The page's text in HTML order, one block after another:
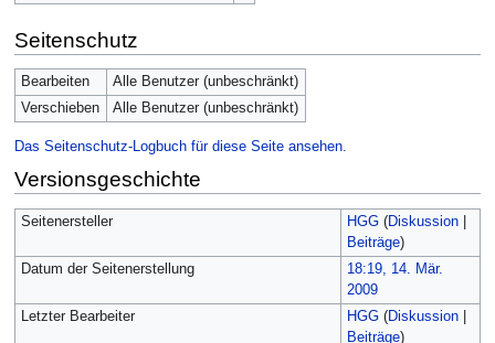
Seitenschutz
Bearbeiten
Alle Benutzer (unbeschränkt)
Verschieben
Alle Benutzer (unbeschränkt)
Das Seitenschutz-Logbuch für diese Seite ansehen.
Versionsgeschichte
Seitenersteller HGG (Diskussion|
Beiträge)
Datum der Seitenerstellung
18:19, 14. Mär.
2009
Letzter Bearbeiter
HGG (Diskussion|
Beiträge)